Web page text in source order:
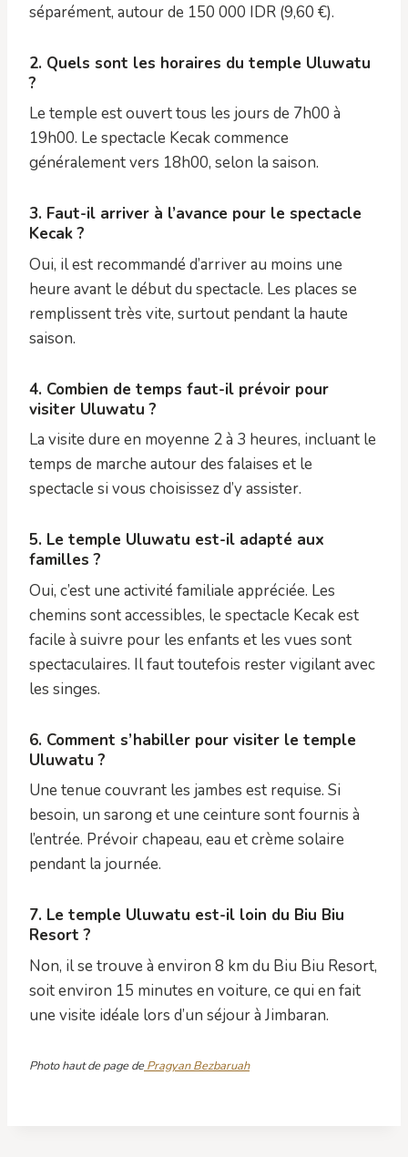
séparément, autour de 150 000 IDR (9,60 €).
2. Quels sont les horaires du temple Uluwatu
?
Le temple est ouvert tous les jours de 7h00 à
19h00. Le spectacle Kecak commence
généralement vers 18h00, selon la saison.
3. Faut-il arriver à l’avance pour le spectacle
Kecak ?
Oui, il est recommandé d’arriver au moins une
heure avant le début du spectacle. Les places se
remplissent très vite, surtout pendant la haute
saison.
4. Combien de temps faut-il prévoir pour
visiter Uluwatu ?
La visite dure en moyenne 2 à 3 heures, incluant le
temps de marche autour des falaises et le
spectacle si vous choisissez d’y assister.
5. Le temple Uluwatu est-il adapté aux
familles ?
Oui, c’est une activité familiale appréciée. Les
chemins sont accessibles, le spectacle Kecak est
facile à suivre pour les enfants et les vues sont
spectaculaires. Il faut toutefois rester vigilant avec
les singes.
6. Comment s’habiller pour visiter le temple
Uluwatu ?
Une tenue couvrant les jambes est requise. Si
besoin, un sarong et une ceinture sont fournis à
l’entrée. Prévoir chapeau, eau et crème solaire
pendant la journée.
7. Le temple Uluwatu est-il loin du Biu Biu
Resort ?
Non, il se trouve à environ 8 km du Biu Biu Resort,
soit environ 15 minutes en voiture, ce qui en fait
une visite idéale lors d’un séjour à Jimbaran.
Photo haut de page dePragyan Bezbaruah